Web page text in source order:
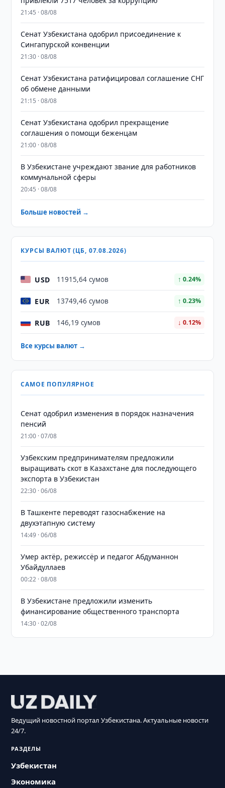
21:45 · 08/08
Сенат Узбекистана одобрил присоединение к
Сингапурской конвенции
21:30 · 08/08
Сенат Узбекистана ратифицировал соглашение СНГ
об обмене данными
21:15 · 08/08
Сенат Узбекистана одобрил прекращение
соглашения о помощи беженцам
21:00 · 08/08
В Узбекистане учреждают звание для работников
коммунальной сферы
20:45 · 08/08
Больше новостей →
КУРСЫ ВАЛЮТ (ЦБ, 07.08.2026)
USD 11915,64 сумов ↑ 0.24%
EUR 13749,46 сумов ↑ 0.23%
RUB 146,19 сумов ↓ 0.12%
Все курсы валют →
САМОЕ ПОПУЛЯРНОЕ
Сенат одобрил изменения в порядок назначения
пенсий
21:00 · 07/08
Узбекским предпринимателям предложили
выращивать скот в Казахстане для последующего
экспорта в Узбекистан
22:30 · 06/08
В Ташкенте переводят газоснабжение на
двухэтапную систему
14:49 · 06/08
Умер актёр, режиссёр и педагог Абдуманнон
Убайдуллаев
00:22 · 08/08
В Узбекистане предложили изменить
финансирование общественного транспорта
14:30 · 02/08
Ведущий новостной портал Узбекистана. Актуальные новости
24/7.
РАЗДЕЛЫ
Узбекистан
Экономика